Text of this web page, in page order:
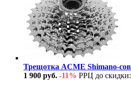
Трещотка ACME Shimano-
1 900 руб. -11% РРЦ до